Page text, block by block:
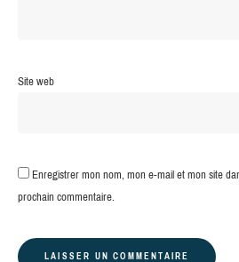
Site web
Enregistrer mon nom, mon e-mail et mon site
prochain commentaire.